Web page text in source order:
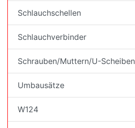
Schlauchschellen
Schlauchverbinder
Schrauben/Muttern/U-Scheiben
Umbausätze
W124